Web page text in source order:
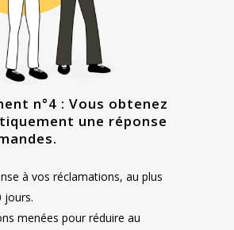
n°4 : Vous obtenez
une réponse
à vos réclamations, au plus
jours.
menées pour réduire au